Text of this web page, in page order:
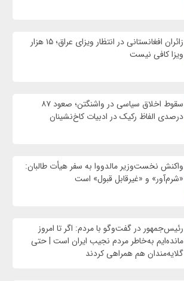
زائران افغانستانی در انتظار ویزای عراق؛ ۱۵ هزار
ویزا کافی نیست
سقوط اخلاق سیاسی در واشنگتن؛ صعود ۸۷
درصدی الفاظ رکیک در ادبیات کاخ‌نشینان
واکنش نخست‌وزیر مالدووا به سفر هیأت طالبان:
«شرم‌آور» و «غیرقابل قبول» است
رئیس‌جمهور در گفت‌وگو با مردم: اگر تا امروز
مانده‌ایم به‌خاطر مردم نجیب ایران است | حتی
گلایه‌مندان هم همراهی کردند